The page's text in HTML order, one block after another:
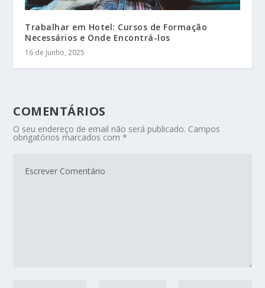
Trabalhar em Hotel: Cursos de Formação
Necessários e Onde Encontrá-los
16 de Junho, 2025
COMENTÁRIOS
O seu endereço de email não será publicado. Campos
obrigatórios marcados com*